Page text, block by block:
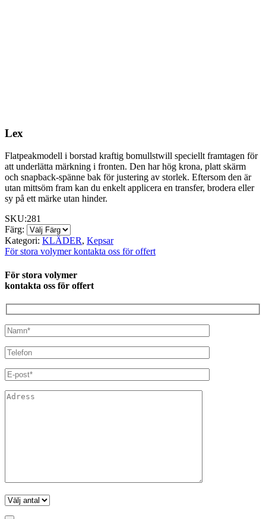
Lex
Flatpeakmodell i borstad kraftig bomullstwill speciellt framtagen för
att underlätta märkning i fronten. Den har hög krona, platt skärm
och snapback-spänne bak för justering av storlek. Eftersom den är
utan mittsöm fram kan du enkelt applicera en transfer, brodera eller
sy på ett märke utan hinder.
SKU:281
Färg:
Kategori: KLÄDER, Kepsar
För stora volymer kontakta oss för offert
För stora volymer
kontakta oss för offert